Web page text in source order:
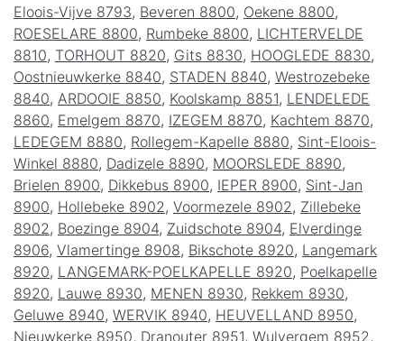
Eloois-Vijve 8793, Beveren 8800, Oekene 8800,
ROESELARE 8800, Rumbeke 8800, LICHTERVELDE
8810, TORHOUT 8820, Gits 8830, HOOGLEDE 8830,
Oostnieuwkerke 8840, STADEN 8840, Westrozebeke
8840, ARDOOIE 8850, Koolskamp 8851, LENDELEDE
8860, Emelgem 8870, IZEGEM 8870, Kachtem 8870,
LEDEGEM 8880, Rollegem-Kapelle 8880, Sint-Eloois-
Winkel 8880, Dadizele 8890, MOORSLEDE 8890,
Brielen 8900, Dikkebus 8900, IEPER 8900, Sint-Jan
8900, Hollebeke 8902 , Voormezele 8902 , Zillebeke
8902 , Boezinge 8904, Zuidschote 8904, Elverdinge
8906, Vlamertinge 8908, Bikschote 8920, Langemark
8920, LANGEMARK-POELKAPELLE 8920, Poelkapelle
8920, Lauwe 8930, MENEN 8930, Rekkem 8930,
Geluwe 8940, WERVIK 8940, HEUVELLAND 8950,
Nieuwkerke 8950, Dranouter 8951, Wulvergem 8952 ,